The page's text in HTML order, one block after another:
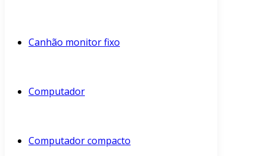
Canhão monitor fixo
Computador
Computador compacto